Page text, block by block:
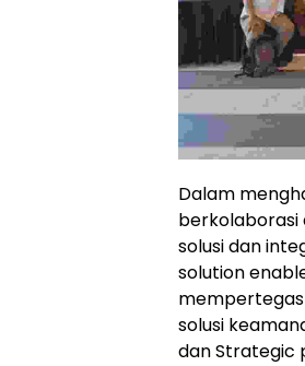
Dalam
berkolaborasi
solusi dan
solution
solusi
dan Strategic